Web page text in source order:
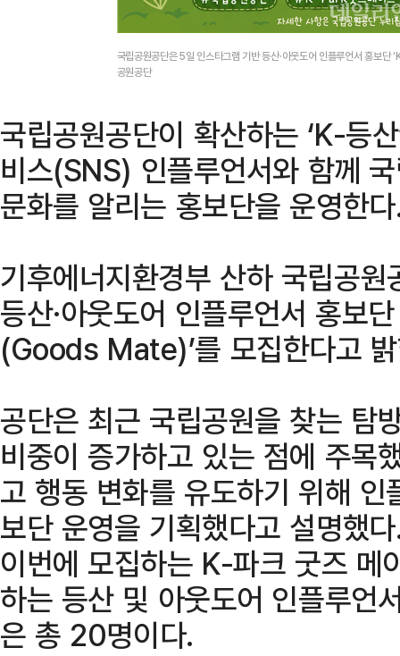
국립공원공단은 5일 인스타그램 기반 등산·아웃도어 인플루언서 홍
공원공단
국립공원공단이 확산하는 ‘K-등
비스(SNS) 인플루언서와 함께
문화를 알리는 홍보단을 운영한
기후에너지환경부 산하 국립공
등산·아웃도어 인플루언서 홍보
(Goods Mate)’를 모집한다고
공단은 최근 국립공원을 찾는 탐
비중이 증가하고 있는 점에 주목
고 행동 변화를 유도하기 위해
보단 운영을 기획했다고 설명했
이번에 모집하는 K-파크 굿즈 메
하는 등산 및 아웃도어 인플루언
은 총 20명이다.